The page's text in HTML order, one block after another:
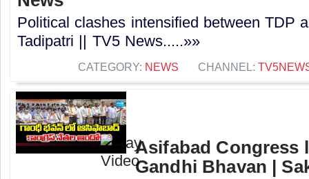
Political clashes intensified between TDP
Tadipatri || TV5 News.....»»
CATEGORY: NEWS CHANNEL:
Asifabad Congress
Gandhi Bhavan |